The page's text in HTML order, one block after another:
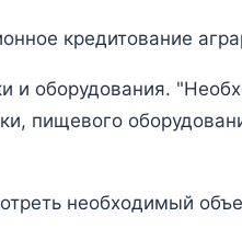
кредитование
и оборудования.
пищевого
необходимый